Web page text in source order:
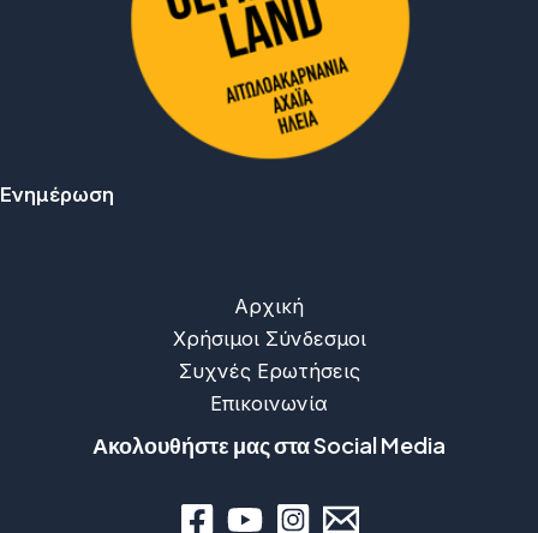
Ενημέρωση
Αρχική
Χρήσιμοι Σύνδεσμοι
Συχνές Ερωτήσεις
Επικοινωνία
Ακολουθήστε μας στα Social Media